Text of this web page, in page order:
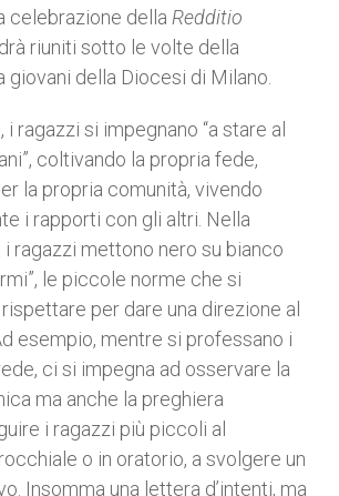
celebrazione della Redditio
riuniti sotto le volte della
giovani della Diocesi di Milano.
ragazzi si impegnano “a stare al
coltivando la propria fede,
la propria comunità, vivendo
i rapporti con gli altri. Nella
i ragazzi mettono nero su bianco
le piccole norme che si
per dare una direzione al
esempio, mentre si professano i
ci si impegna ad osservare la
ma anche la preghiera
i ragazzi più piccoli al
o in oratorio, a svolgere un
Insomma una lettera d’intenti, ma